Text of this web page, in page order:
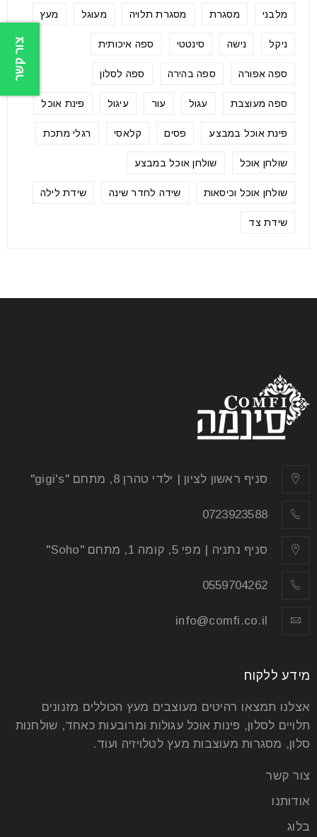
מלבני מסגרת מסגרת תלויה מעוגל מעץ
ניקל נישה סינטטי ספה איכותית
ספה אפורה ספה בהירה ספה לסלון
ספה מעוצבת עגול עור עיגול פינת אוכל
פינת אוכל במבצע פסים קלאסי רגלי מתכת
שולחן אוכל שולחן אוכל במבצע
שולחן אוכל וכיסאות שידה לחדר שינה שידת לילה
שידת צד
סניף ראשון לציון | ילדי טהרן 8, מתחם "gigi's"
0723923588
סניף נתניה | מפי 5, קומה 1, מתחם "Soho"
0559704262
info@comfi.co.il
מידע ללקוח
אצלנו תמצאו רהיטים מעוצבים מעץ הכוללים מזנונים
תלויים לסלון, פינות אוכל עגולות ומרובעות כאחד, שולחנות
סלון, מסגרות מעוצבות מעץ לטלויזיה ועוד.
צור קשר
אודותנו
בלוג
צור קשר